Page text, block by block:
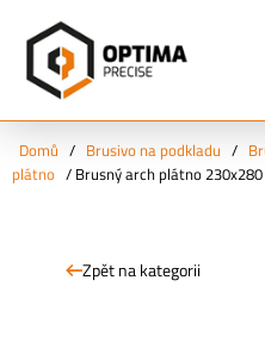
Domů / Brusivo na podkladu /
plátno / Brusný arch plátno
Zpět na kategorii